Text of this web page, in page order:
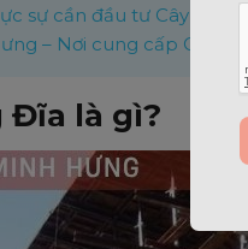
sự cần đầu tư Cây Chống
– Nơi cung cấp Cây
Đĩa là gì?